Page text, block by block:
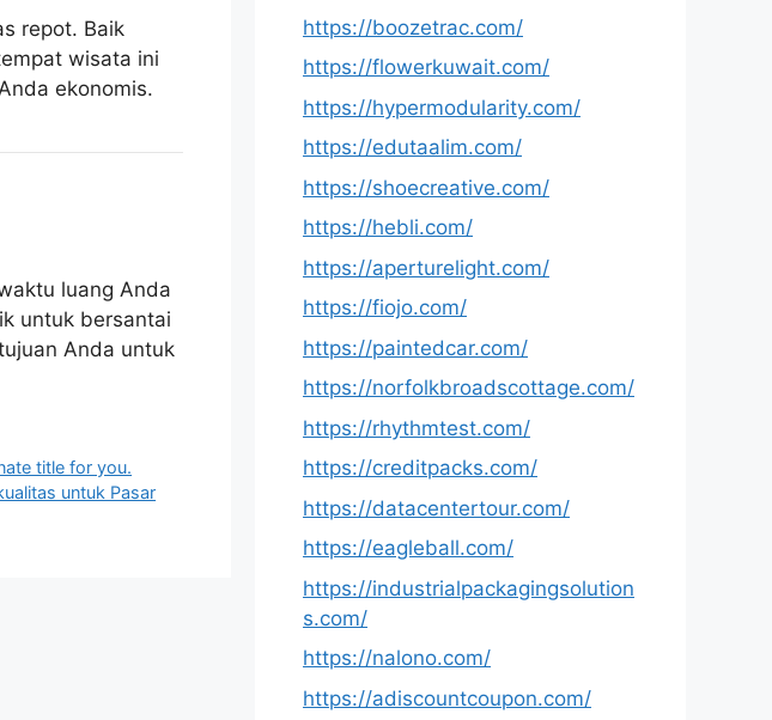
repot. Baik
wisata ini
ekonomis.
luang Anda
untuk bersantai
Anda untuk
title for you.
untuk Pasar
https://boozetrac.com/
https://flowerkuwait.com/
https://hypermodularity.com/
https://edutaalim.com/
https://shoecreative.com/
https://hebli.com/
https://aperturelight.com/
https://fiojo.com/
https://paintedcar.com/
https://norfolkbroadscottage.com/
https://rhythmtest.com/
https://creditpacks.com/
https://datacentertour.com/
https://eagleball.com/
https://industrialpackagingsolution
s.com/
https://nalono.com/
https://adiscountcoupon.com/